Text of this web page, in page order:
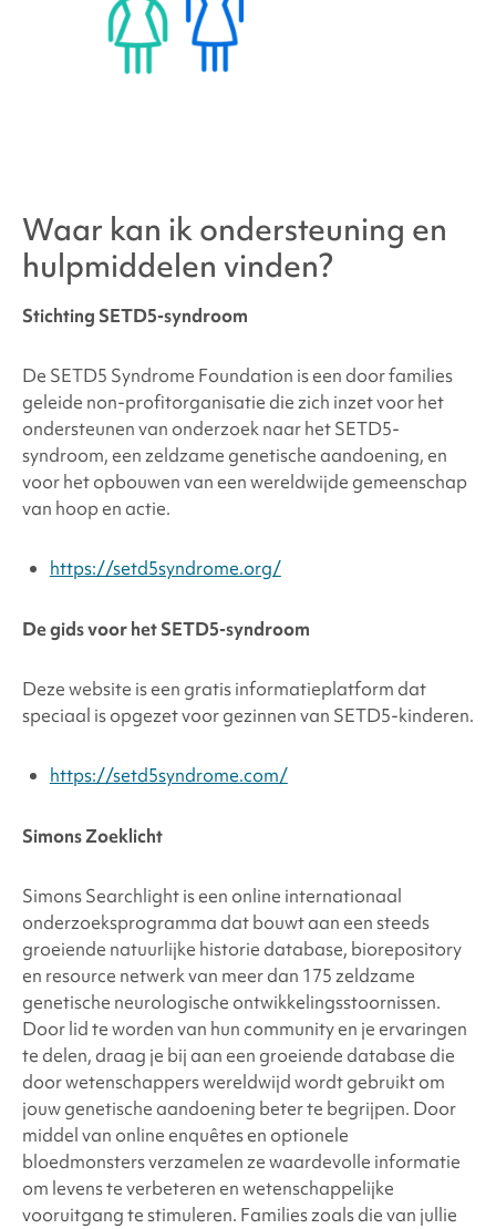
Waar kan ik ondersteuning en
hulpmiddelen vinden?
Stichting SETD5-syndroom
De SETD5 Syndrome Foundation is een door families
geleide non-profitorganisatie die zich inzet voor het
ondersteunen van onderzoek naar het SETD5-
syndroom, een zeldzame genetische aandoening, en
voor het opbouwen van een wereldwijde gemeenschap
van hoop en actie.
https://setd5syndrome.org/
De gids voor het SETD5-syndroom
Deze website is een gratis informatieplatform dat
speciaal is opgezet voor gezinnen van SETD5-kinderen.
https://setd5syndrome.com/
Simons Zoeklicht
Simons Searchlight is een online internationaal
onderzoeksprogramma dat bouwt aan een steeds
groeiende natuurlijke historie database, biorepository
en resource netwerk van meer dan 175 zeldzame
genetische neurologische ontwikkelingsstoornissen.
Door lid te worden van hun community en je ervaringen
te delen, draag je bij aan een groeiende database die
door wetenschappers wereldwijd wordt gebruikt om
jouw genetische aandoening beter te begrijpen. Door
middel van online enquêtes en optionele
bloedmonsters verzamelen ze waardevolle informatie
om levens te verbeteren en wetenschappelijke
vooruitgang te stimuleren. Families zoals die van jullie